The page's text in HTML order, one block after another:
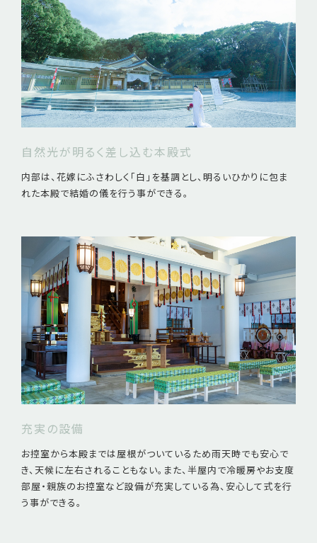
自然光が明るく差し込む本殿式
内部は、花嫁にふさわしく「白」を基調とし、明るいひかりに包ま
れた本殿で結婚の儀を行う事ができる。
充実の設備
お控室から本殿までは屋根がついているため雨天時でも安心で
き、天候に左右されることもない。また、半屋内で冷暖房やお支度
部屋・親族のお控室など設備が充実している為、安心して式を行
う事ができる。